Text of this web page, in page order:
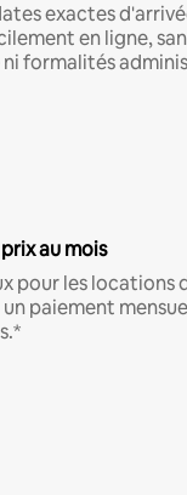
exactes
en ligne,
formalités
au mois
pour les locations
paiement